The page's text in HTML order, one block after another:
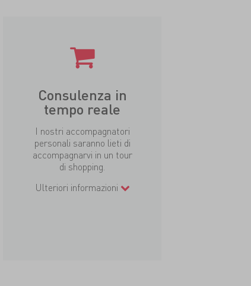
Consulenza in
tempo reale
I nostri accompagnatori
personali saranno lieti di
accompagnarvi in un tour
di shopping.
Ulteriori informazioni